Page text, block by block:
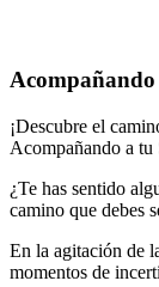
¡Descubre el
Acompañando a tu
¿Te has sentido
camino que debes
En la agitación de
momentos de